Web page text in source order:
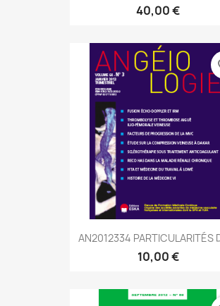
40,00 €
AN2012334 PARTICULARITÉS
10,00 €